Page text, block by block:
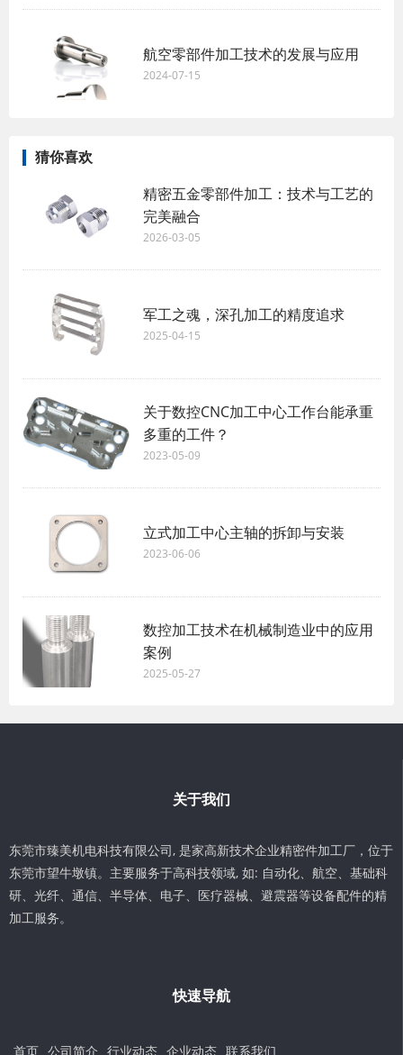
航空零部件加工技术的发展与应用
2024-07-15
猜你喜欢
精密五金零部件加工：技术与工艺的
完美融合
2026-03-05
军工之魂，深孔加工的精度追求
2025-04-15
关于数控CNC加工中心工作台能承重
多重的工件？
2023-05-09
立式加工中心主轴的拆卸与安装
2023-06-06
数控加工技术在机械制造业中的应用
案例
2025-05-27
关于我们
东莞市臻美机电科技有限公司, 是家高新技术企业精密件加工厂，位于
东莞市望牛墩镇。主要服务于高科技领域, 如: 自动化、航空、基础科
研、光纤、通信、半导体、电子、医疗器械、避震器等设备配件的精
加工服务。
快速导航
首页 公司简介 行业动态 企业动态 联系我们